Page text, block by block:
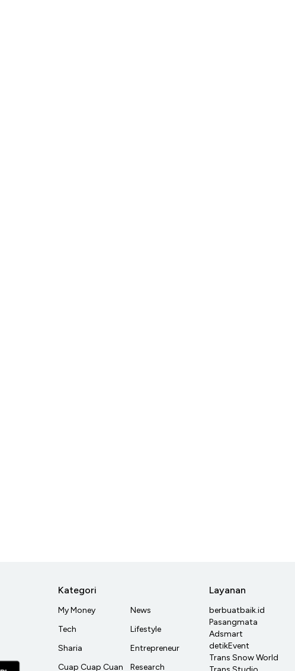
Kategori
My Money
Tech
Sharia
Cuap Cuap Cuan
News
Lifestyle
Entrepreneur
Research
Layanan
berbuatbaik.id
Pasangmata
Adsmart
detikEvent
Trans Snow World